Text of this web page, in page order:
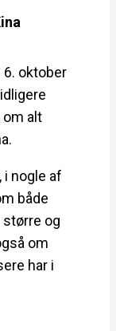
oktober
om alt
i nogle af
både
og
om
har i